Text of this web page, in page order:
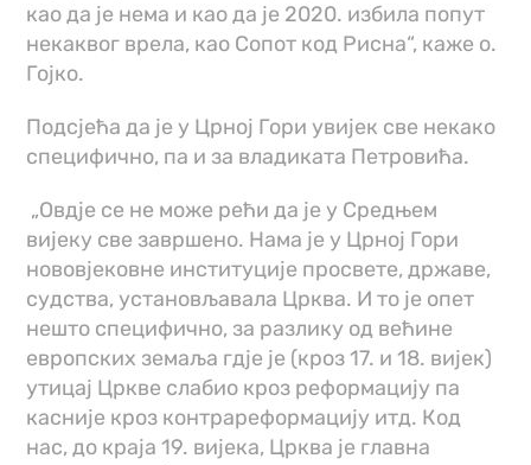
као да је нема и као да је 2020. избила попут
некаквог врела, као Сопот код Рисна“, каже о.
Гојко.
Подсјећа да је у Црној Гори увијек све некако
специфично, па и за владиката Петровића.
„Овдје се не може рећи да је у Средњем
вијеку све завршено. Нама је у Црној Гори
нововјековне институције просвете, државе,
судства, установљавала Црква. И то је опет
нешто специфично, за разлику од већине
европских земаља гд‌је је (кроз 17. и 18. вијек)
утицај Цркве слабио кроз реформацију па
касније кроз контрареформацију итд. Код
нас, до краја 19. вијека, Црква је главна